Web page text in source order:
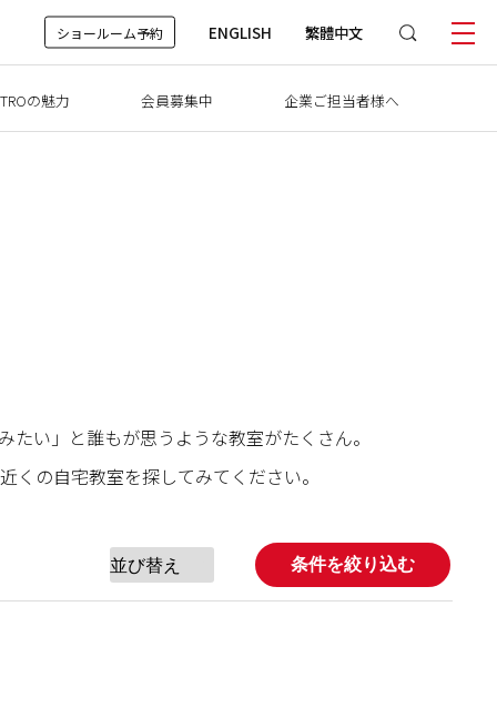
ショールーム予約 ENGLISH 繁體中文
い」と誰もが思うような教室がたくさん。
の自宅教室を探してみてください。
の魅力 会員募集中 企業ご担当者様へ
条件を絞り込む